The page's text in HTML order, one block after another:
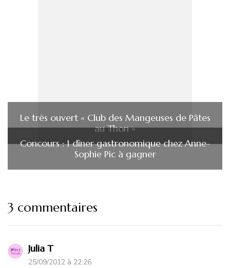
Le très ouvert « Club des Mangeuses de Pâtes
au Thon »
Concours : 1 dîner gastronomique chez Anne-
Sophie Pic à gagner
3 commentaires
Julia T
25/09/2012 à 22:26